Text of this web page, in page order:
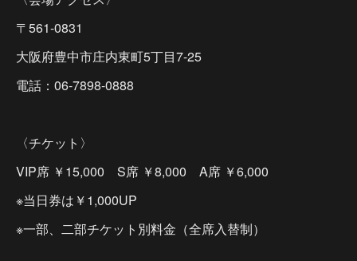
〒561-0831
大阪府豊中市庄内東町5丁目7-25
電話：06-7898-0888
〈チケット〉
VIP席 ￥15,000 S席 ￥8,000 A席 ￥6,000
※当日券は￥1,000UP
※一部、二部チケット別料金（全席入替制）